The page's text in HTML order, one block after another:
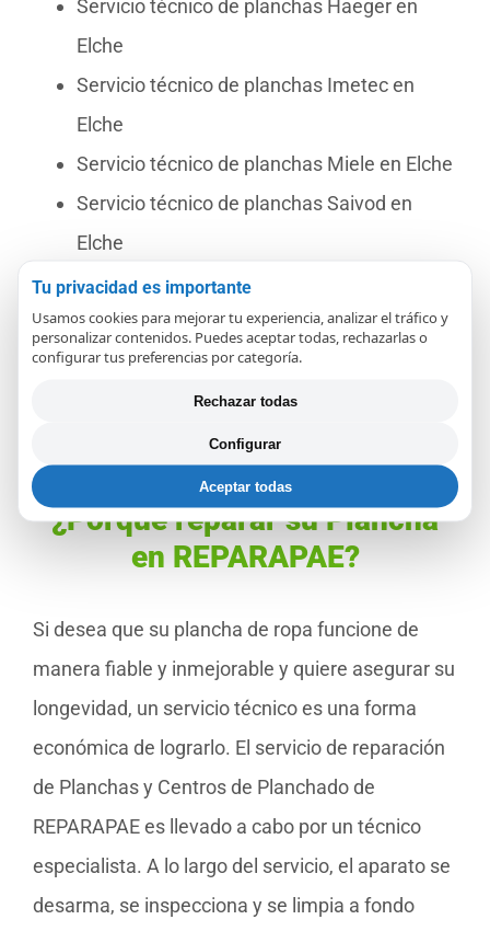
Servicio técnico de planchas Haeger en
Elche
Servicio técnico de planchas Imetec en
Elche
Servicio técnico de planchas Miele en Elche
Servicio técnico de planchas Saivod en
Elche
Servicio técnico de planchas Cecotec en
Elche
Servicio técnico de planchas Bellavita en
¿Porqué reparar su Plancha
en REPARAPAE?
Si desea que su plancha de ropa funcione de
manera fiable y inmejorable y quiere asegurar su
longevidad, un servicio técnico es una forma
económica de lograrlo. El servicio de reparación
de Planchas y Centros de Planchado de
REPARAPAE es llevado a cabo por un técnico
especialista. A lo largo del servicio, el aparato se
desarma, se inspecciona y se limpia a fondo
Tu privacidad es importante
Usamos cookies para mejorar tu experiencia, analizar el tráfico y
personalizar contenidos. Puedes aceptar todas, rechazarlas o
configurar tus preferencias por categoría.
Rechazar todas
Configurar
Aceptar todas